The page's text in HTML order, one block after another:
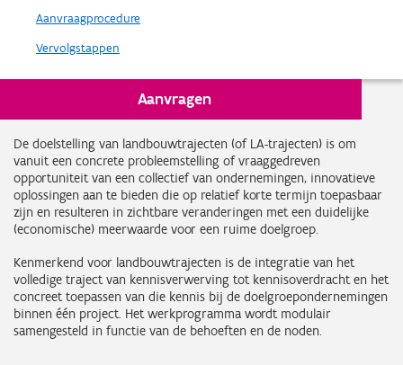
Aanvraagprocedure
Vervolgstappen
Aanvragen
De doelstelling van landbouwtrajecten (of LA-trajecten) is om
vanuit een concrete probleemstelling of vraaggedreven
opportuniteit van een collectief van ondernemingen, innovatieve
oplossingen aan te bieden die op relatief korte termijn toepasbaar
zijn en resulteren in zichtbare veranderingen met een duidelijke
(economische) meerwaarde voor een ruime doelgroep.
Kenmerkend voor landbouwtrajecten is de integratie van het
volledige traject van kennisverwerving tot kennisoverdracht en het
concreet toepassen van die kennis bij de doelgroepondernemingen
binnen één project. Het werkprogramma wordt modulair
samengesteld in functie van de behoeften en de noden.